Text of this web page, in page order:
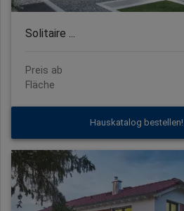
Solitaire ...
Preis ab
Fläche
Hauskatalog bestellen!